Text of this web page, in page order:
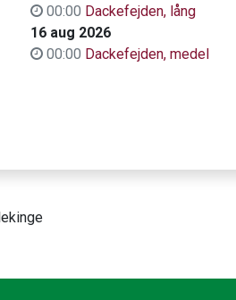
00:00 Dackefejden, lång
16 aug 2026
00:00 Dackefejden, medel